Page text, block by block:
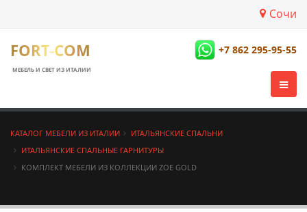
Сочи
FORT-COM
МЕБЕЛЬ И СВЕТ ИЗ ИТАЛИИ
+7 862 295-95-55
КАТАЛОГ МЕБЕЛИ ИЗ ИТАЛИИ
ИТАЛЬЯНСКИЕ СПАЛЬНИ
ИТАЛЬЯНСКИЕ СПАЛЬНЫЕ ГАРНИТУРЫ
КОМПЛЕКТ МЕБЕЛИ ИЗ КОЛЛЕКЦИИ ZOE GOLD